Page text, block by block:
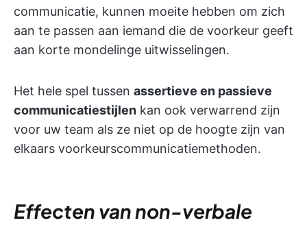
communicatie, kunnen moeite hebben om zich
aan te passen aan iemand die de voorkeur geeft
aan korte mondelinge uitwisselingen.
Het hele spel tussen assertieve en passieve
communicatiestijlen kan ook verwarrend zijn
voor uw team als ze niet op de hoogte zijn van
elkaars voorkeurscommunicatiemethoden.
Effecten van non-verbale